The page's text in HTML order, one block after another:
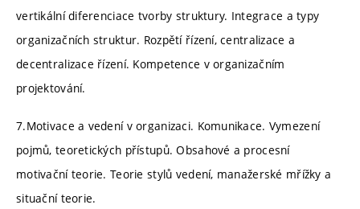
vertikální diferenciace tvorby struktury. Integrace a typy
organizačních struktur. Rozpětí řízení, centralizace a
decentralizace řízení. Kompetence v organizačním
projektování.
7.Motivace a vedení v organizaci. Komunikace. Vymezení
pojmů, teoretických přístupů. Obsahové a procesní
motivační teorie. Teorie stylů vedení, manažerské mřížky a
situační teorie.